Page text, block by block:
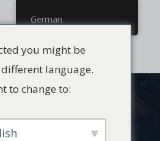
German
you might be
language.
to change to: